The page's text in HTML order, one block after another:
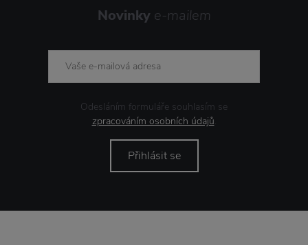
Novinky e-mailem
Odesláním formuláře souhlasím se
zpracováním osobních údajů.
Přihlásit se